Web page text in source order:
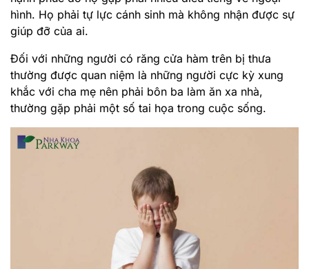
hình. Họ phải tự lực cánh sinh mà không nhận được sự
giúp đỡ của ai.
Đối với những người có răng cửa hàm trên bị thưa
thường được quan niệm là những người cực kỳ xung
khắc với cha mẹ nên phải bôn ba làm ăn xa nhà,
thường gặp phải một số tai họa trong cuộc sống.